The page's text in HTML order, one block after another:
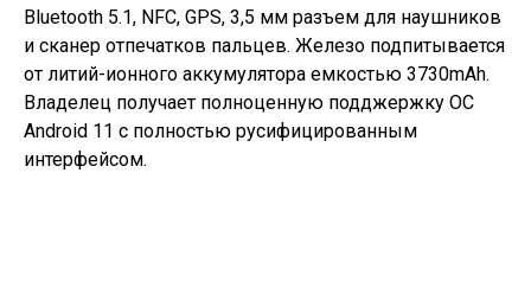
Bluetooth 5.1, NFC, GPS, 3,5 мм разъем для наушников
и сканер отпечатков пальцев. Железо подпитывается
от литий-ионного аккумулятора емкостью 3730mAh.
Владелец получает полноценную подджержку ОС
Android 11 с полностью русифицированным
интерфейсом.